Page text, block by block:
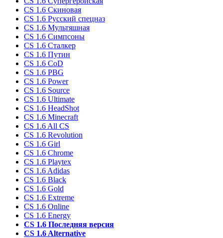
CS 1.6 Скиновая
CS 1.6 Русский спецназ
CS 1.6 Мультяшная
CS 1.6 Симпсоны
CS 1.6 Сталкер
CS 1.6 Путин
CS 1.6 CoD
CS 1.6 PBG
CS 1.6 Power
CS 1.6 Source
CS 1.6 Ultimate
CS 1.6 HeadShot
CS 1.6 Minecraft
CS 1.6 All CS
CS 1.6 Revolution
CS 1.6 Girl
CS 1.6 Chrome
CS 1.6 Playtex
CS 1.6 Adidas
CS 1.6 Black
CS 1.6 Gold
CS 1.6 Extreme
CS 1.6 Online
CS 1.6 Energy
CS 1.6 Последняя версия
CS 1.6 Alternative